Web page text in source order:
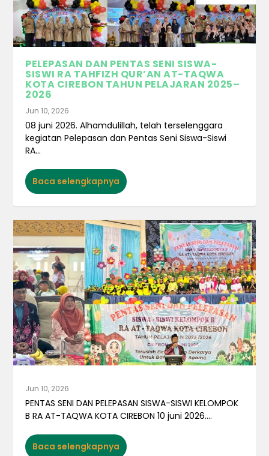
PELEPASAN DAN PENTAS SENI SISWA-
SISWI RA TAHFIZH QUR’AN AT-TAQWA
KOTA CIREBON TAHUN PELAJARAN 2025–
2026
Jun 10, 2026
08 juni 2026. Alhamdulillah, telah terselenggara
kegiatan Pelepasan dan Pentas Seni Siswa-Siswi
RA...
Baca selengkapnya
Jun 10, 2026
PENTAS SENI DAN PELEPASAN SISWA-SISWI KELOMPOK
B RA AT-TAQWA KOTA CIREBON 10 juni 2026....
Baca selengkapnya